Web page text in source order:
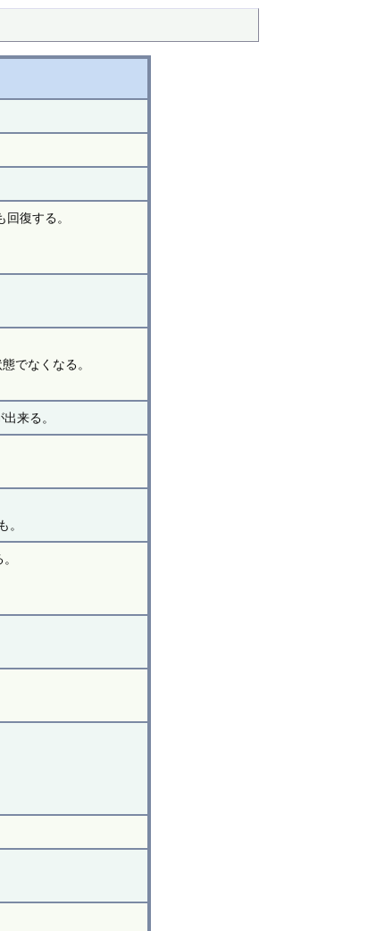
復する。
でなくなる。
来る。
。